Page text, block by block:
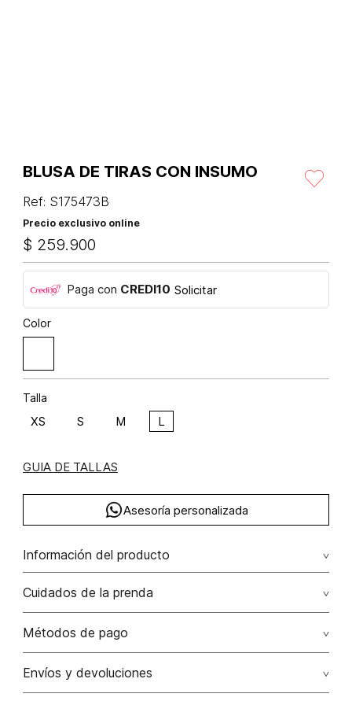
BLUSA DE TIRAS CON INSUMO
Ref: S175473B
Precio exclusivo online
$ 259.900
Paga con CREDI10 Solicitar
Color
Talla
XS S M L
GUIA DE TALLAS
Asesoría personalizada
Información del producto
Blusa de tiras con insumo
Composición: RAYÓN 100%
Cuidados de la prenda
Métodos de pago
Tarjetas de crédito: Visa, Dinners, Master Card y American
Envíos y devoluciones